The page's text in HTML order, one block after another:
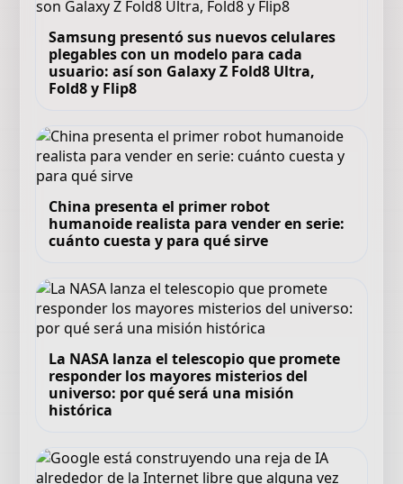
Samsung presentó sus nuevos celulares
plegables con un modelo para cada
usuario: así son Galaxy Z Fold8 Ultra,
Fold8 y Flip8
China presenta el primer robot
humanoide realista para vender en serie:
cuánto cuesta y para qué sirve
La NASA lanza el telescopio que promete
responder los mayores misterios del
universo: por qué será una misión
histórica